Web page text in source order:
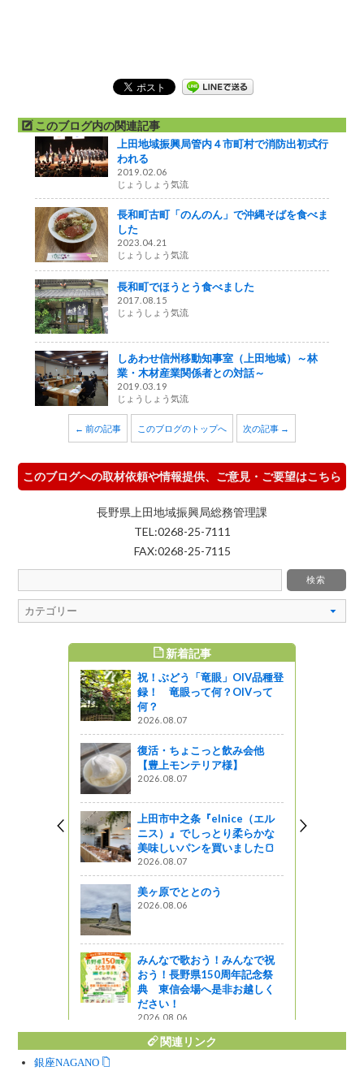
このブログ内の関連記事
上田地域振興局管内４市町村で消防出初式行
われる
2019.02.06
じょうしょう気流
長和町古町「のんのん」で沖縄そばを食べま
した
2023.04.21
じょうしょう気流
長和町でほうとう食べました
2017.08.15
じょうしょう気流
しあわせ信州移動知事室（上田地域）～林
業・木材産業関係者との対話～
2019.03.19
じょうしょう気流
← 前の記事 このブログのトップへ 次の記事 →
このブログへの取材依頼や情報提供、ご意見・ご要望はこちら
長野県上田地域振興局総務管理課
TEL:0268-25-7111
FAX:0268-25-7115
新着記事
祝！ぶどう「竜眼」OIV品種登
録！ 竜眼って何？OIVって
何？
2026.08.07
復活・ちょこっと飲み会他
【豊上モンテリア様】
2026.08.07
上田市中之条『elnice（エル
ニス）』でしっとり柔らかな
美味しいパンを買いました🍞
2026.08.07
美ヶ原でととのう
2026.08.06
みんなで歌おう！みんなで祝
おう！長野県150周年記念祭
典 東信会場へ是非お越しく
ださい！
2026.08.06
関連リンク
銀座NAGANO